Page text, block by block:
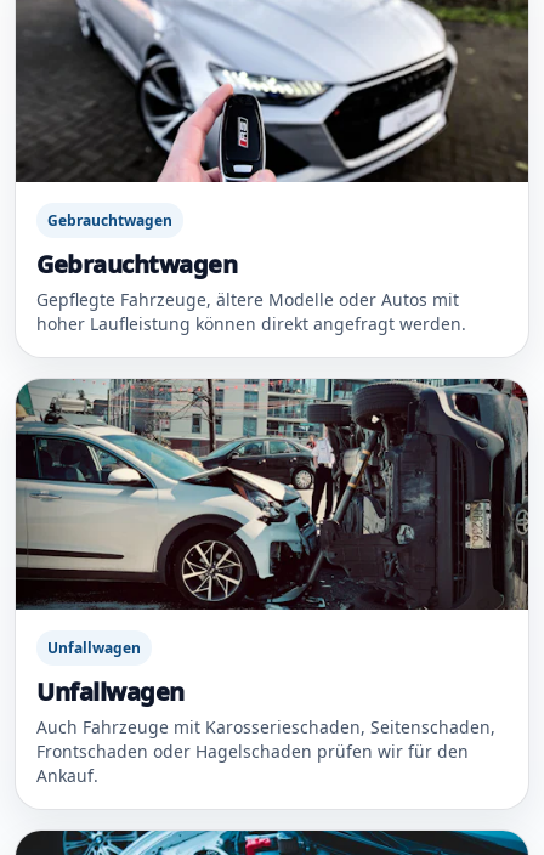
Gebrauchtwagen
Gebrauchtwagen
Gepflegte Fahrzeuge, ältere Modelle oder Autos mit
hoher Laufleistung können direkt angefragt werden.
Unfallwagen
Unfallwagen
Auch Fahrzeuge mit Karosserieschaden, Seitenschaden,
Frontschaden oder Hagelschaden prüfen wir für den
Ankauf.